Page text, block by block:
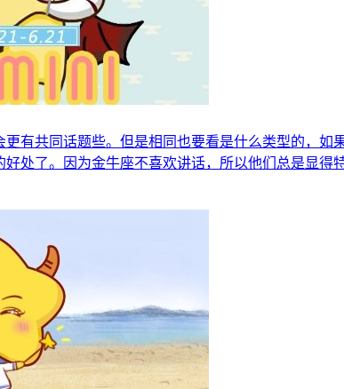
有共同话题些。但是相同也要看是什么类型的，
处了。因为金牛座不喜欢讲话，所以他们总是显得